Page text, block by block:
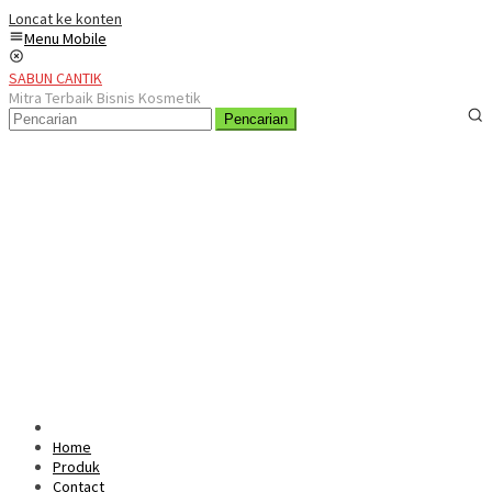
Loncat ke konten
Menu Mobile
SABUN CANTIK
Mitra Terbaik Bisnis Kosmetik
Pencarian
Home
Produk
Contact